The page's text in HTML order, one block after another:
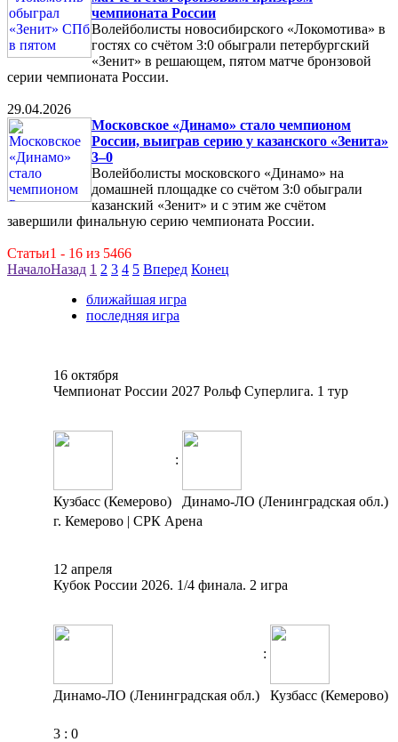
чемпионата России
Волейболисты новосибирского «Локомотива» в
гостях со счётом 3:0 обыграли петербургский
«Зенит» в решающем, пятом матче бронзовой
серии чемпионата России.
29.04.2026
Московское «Динамо» стало чемпионом
России, выиграв серию у казанского «Зенита»
3–0
Волейболисты московского «Динамо» на
домашней площадке со счётом 3:0 обыграли
казанский «Зенит» и с этим же счётом
завершили финальную серию чемпионата России.
Статьи1 - 16 из 5466
НачалоНазад 1 2 3 4 5 Вперед Конец
ближайшая игра
последняя игра
16 октября
Чемпионат России 2027 Рольф Суперлига. 1 тур
:
Кузбасс (Кемерово)
Динамо-ЛО (Ленинградская обл.)
г. Кемерово | СРК Арена
12 апреля
Кубок России 2026. 1/4 финала. 2 игра
:
Динамо-ЛО (Ленинградская обл.) Кузбасс (Кемерово)
3 : 0